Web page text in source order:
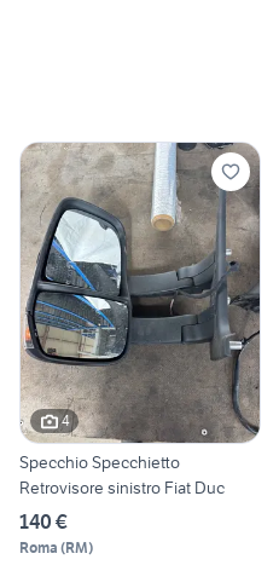
4
Specchio Specchietto
Retrovisore sinistro Fiat Duc
140 €
Roma (RM)